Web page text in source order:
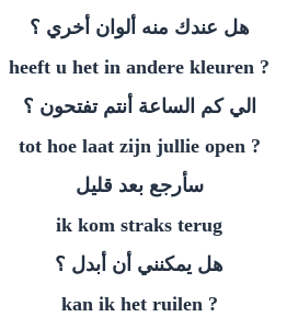
هل عندك منه ألوان أخري ؟
? heeft u het in andere kleuren
الي كم الساعة أنتم تفتحون ؟
? tot hoe laat zijn jullie open
سأرجع بعد قليل
ik kom straks terug
هل يمكنني أن أبدل ؟
? kan ik het ruilen